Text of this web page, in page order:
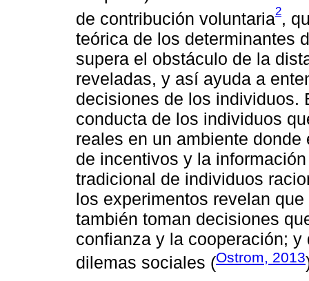
de contribución voluntaria2,
teórica de los determinantes
supera el obstáculo de la
reveladas, y así ayuda a
decisiones de los individuos.
conducta de los individuos
reales en un ambiente
de incentivos y la
tradicional de individuos
los experimentos revelan
también toman decisiones
confianza y la cooperación;
dilemas sociales (Ostrom, 2013